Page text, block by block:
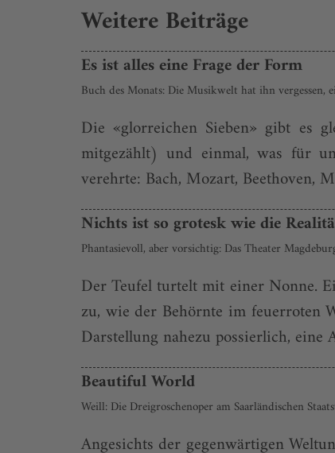
Weitere Beiträge
Es ist alles eine Frage der Form
Buch des Monats: Die Musikwelt hat ihn
Die «glorreichen Sieben» gibt es
mitgezählt) und einmal, was für
verehrte: Bach, Mozart, Beethoven,
Nichts ist so grotesk wie die
Phantasievoll, aber vorsichtig: Das Theater
Der Teufel turtelt mit einer Nonne.
zu, wie der Behörnte im feuerroten
Darstellung nahezu possierlich, eine
Beautiful World
Weill: Die Dreigroschenoper am Saarländischen
Angesichts der gegenwärtigen